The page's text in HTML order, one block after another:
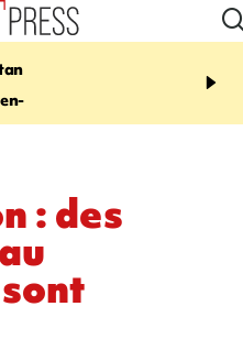
08:11
de cartes à
: des